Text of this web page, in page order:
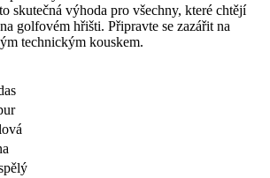
skutečná výhoda pro všechny, které chtějí
golfovém hřišti. Připravte se zazářit na
technickým kouskem.